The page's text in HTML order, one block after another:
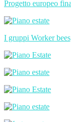
Progetto europeo
I gruppi Worker